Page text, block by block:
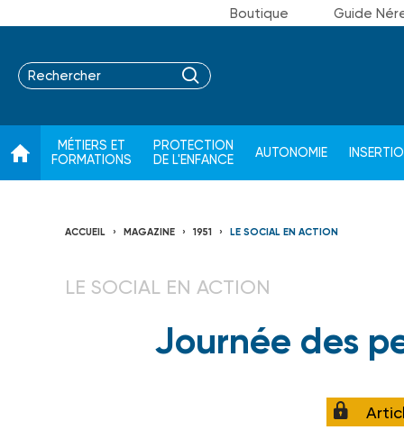
Boutique Guide
MÉTIERS ET
FORMATIONS
PROTECTION
DE L'ENFANCE
AUTONOMIE
ACCUEIL MAGAZINE 1951 LE SOCIAL EN ACTION
LE SOCIAL EN ACTION
Journée des